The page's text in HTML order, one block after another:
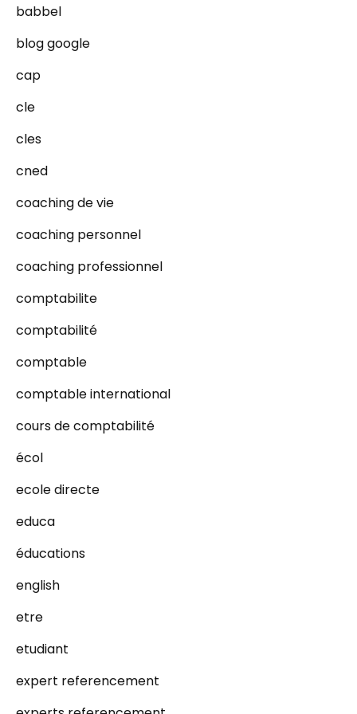
babbel
blog google
cap
cle
cles
cned
coaching de vie
coaching personnel
coaching professionnel
comptabilite
comptabilité
comptable
comptable international
cours de comptabilité
écol
ecole directe
educa
éducations
english
etre
etudiant
expert referencement